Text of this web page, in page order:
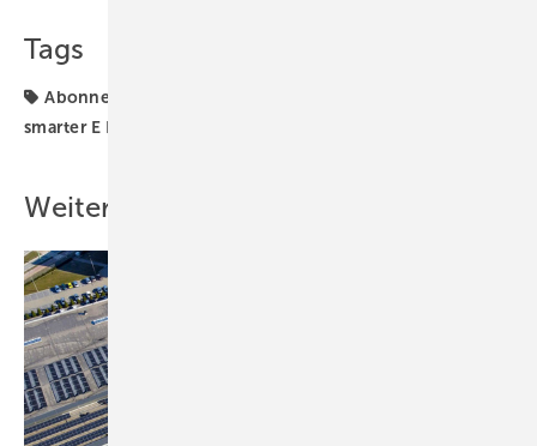
Tags
Abonnenten
smarter E Europe
Weitere Inhalte